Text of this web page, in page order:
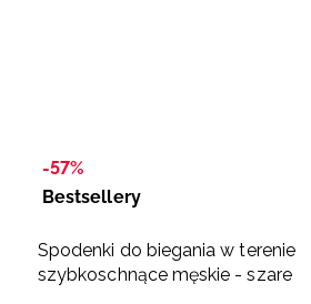
-57%
Bestsellery
Spodenki do biegania w terenie
szybkoschnące męskie - szare